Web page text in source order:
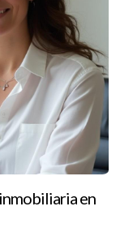
recursos
locales
y aprender
que cada paso
Si tienes preguntas
sobre cómo
en Orlando,
en